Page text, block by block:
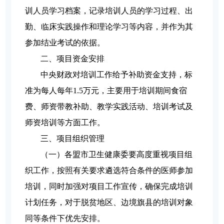
训人员学习档案，记录培训人员的学习过程、出
勤、临床实践操作和理论学习等内容，并作为其
参加结业考试的依据。
二、项目资金安排
中央财政对培训工作给予补助资金支持，标
准为每人每年1.5万元，主要用于培训期间食宿
费、师资带教补助、教学实践活动、培训考试及
师资培训等方面工作。
三、项目组织管理
（一）各盟市卫生健康委要高度重视项目组
织工作，按照有关要求遴选符合条件的医师参加
培训，同时加强对项目工作宣传，确保完成培训
计划任务，对于脱贫地区、边境旗县的培训对象
同等条件下优先安排。